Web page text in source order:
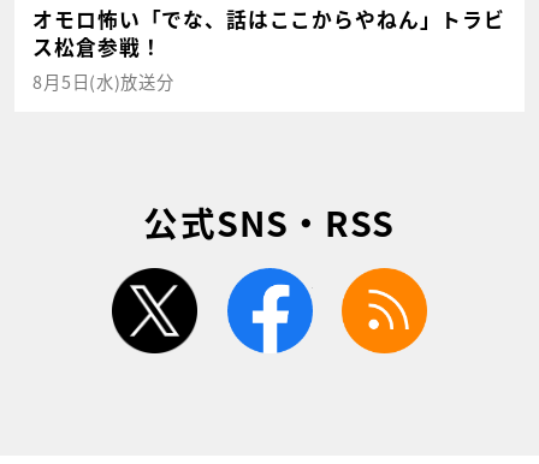
オモロ怖い「でな、話はここからやねん」トラビ
ス松倉参戦！
8月5日(水)放送分
公式SNS・RSS
twitter facebook